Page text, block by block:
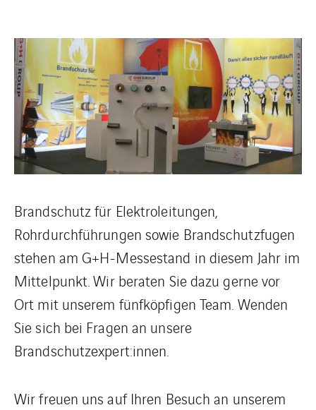
Brandschutz für Elektroleitungen,
Rohrdurchführungen sowie Brandschutzfugen
stehen am G+H-Messestand in diesem Jahr im
Mittelpunkt. Wir beraten Sie dazu gerne vor
Ort mit unserem fünfköpfigen Team. Wenden
Sie sich bei Fragen an unsere
Brandschutzexpert:innen.
Wir freuen uns auf Ihren Besuch an unserem